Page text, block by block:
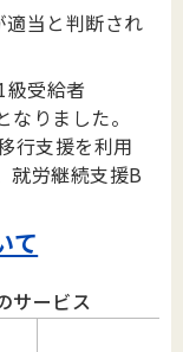
当と判断され
受給者
りました。
行支援を利用
就労継続支援B
て
サービス